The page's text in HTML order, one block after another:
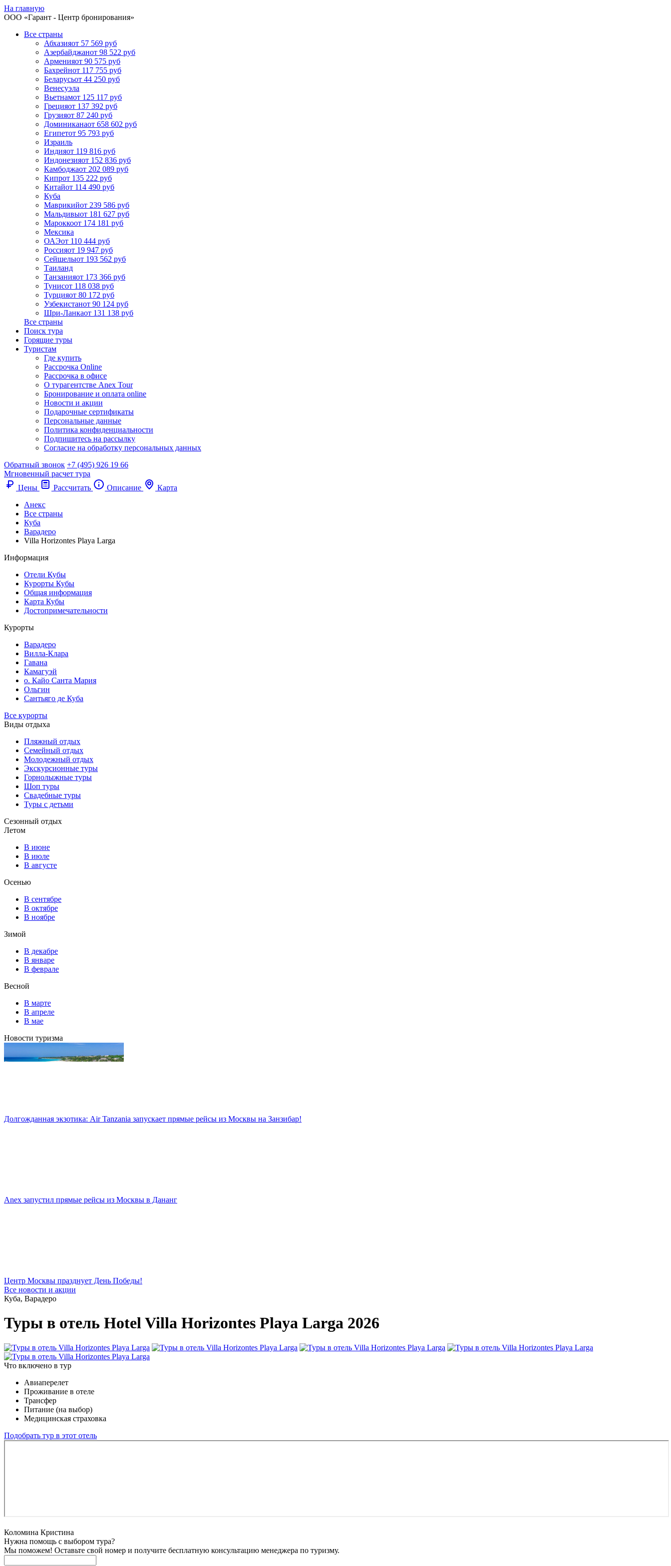
На главную
ООО «Гарант - Центр бронирования»
Все страны
Абхазияот 57 569 руб
Азербайджанот 98 522 руб
Арменияот 90 575 руб
Бахрейнот 117 755 руб
Беларусьот 44 250 руб
Венесуэла
Вьетнамот 125 117 руб
Грецияот 137 392 руб
Грузияот 87 240 руб
Доминиканаот 658 602 руб
Египетот 95 793 руб
Израиль
Индияот 119 816 руб
Индонезияот 152 836 руб
Камбоджаот 202 089 руб
Кипрот 135 222 руб
Китайот 114 490 руб
Куба
Маврикийот 239 586 руб
Мальдивыот 181 627 руб
Мароккоот 174 181 руб
Мексика
ОАЭот 110 444 руб
Россияот 19 947 руб
Сейшелыот 193 562 руб
Таиланд
Танзанияот 173 366 руб
Тунисот 118 038 руб
Турцияот 80 172 руб
Узбекистанот 90 124 руб
Шри-Ланкаот 131 138 руб
Все страны
Поиск тура
Горящие туры
Туристам
Где купить
Рассрочка Online
Рассрочка в офисе
О турагентстве Anex Tour
Бронирование и оплата online
Новости и акции
Подарочные сертификаты
Персональные данные
Политика конфиденциальности
Подпишитесь на рассылку
Согласие на обработку персональных данных
Обратный звонок +7 (495) 926 19 66
Мгновенный расчет тура
Цены
Рассчитать Описание
Карта
Анекс
Все страны
Куба
Варадеро
Villa Horizontes Playa Larga
Информация
Отели Кубы
Курорты Кубы
Общая информация
Карта Кубы
Достопримечательности
Курорты
Варадеро
Вилла-Клара
Гавана
Камагуэй
о. Кайо Санта Мария
Ольгин
Сантьяго де Куба
Все курорты
Виды отдыха
Пляжный отдых
Семейный отдых
Молодежный отдых
Экскурсионные туры
Горнолыжные туры
Шоп туры
Свадебные туры
Туры с детьми
Сезонный отдых
Летом
В июне
В июле
В августе
Осенью
В сентябре
В октябре
В ноябре
Зимой
В декабре
В январе
В феврале
Весной
В марте
В апреле
В мае
Новости туризма
Долгожданная экзотика: Air Tanzania запускает прямые рейсы из Москвы на Занзибар!
Anex запустил прямые рейсы из Москвы в Дананг
Центр Москвы празднует День Победы!
Все новости и акции
Куба, Варадеро
Туры в отель Hotel Villa Horizontes Playa Larga 2026
Что включено в тур
Авиаперелет
Проживание в отеле
Трансфер
Питание (на выбор)
Медицинская страховка
Подобрать тур в этот отель
Коломина Кристина
Нужна помощь с выбором тура?
Мы поможем! Оставьте свой номер и получите бесплатную консультацию менеджера по туризму.